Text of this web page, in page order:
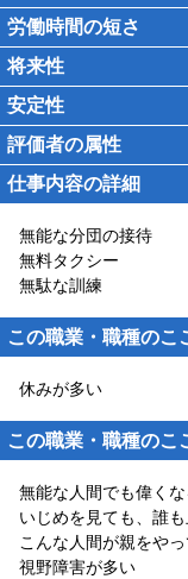
労働時間の短さ
将来性
安定性
評価者の属性
仕事内容の詳細
無能な分団の接待
無料タクシー
無駄な訓練
この職業・職種のこ
休みが多い
この職業・職種のこ
無能な人間でも偉くな
いじめを見ても、誰
こんな人間が親をや
視野障害が多い